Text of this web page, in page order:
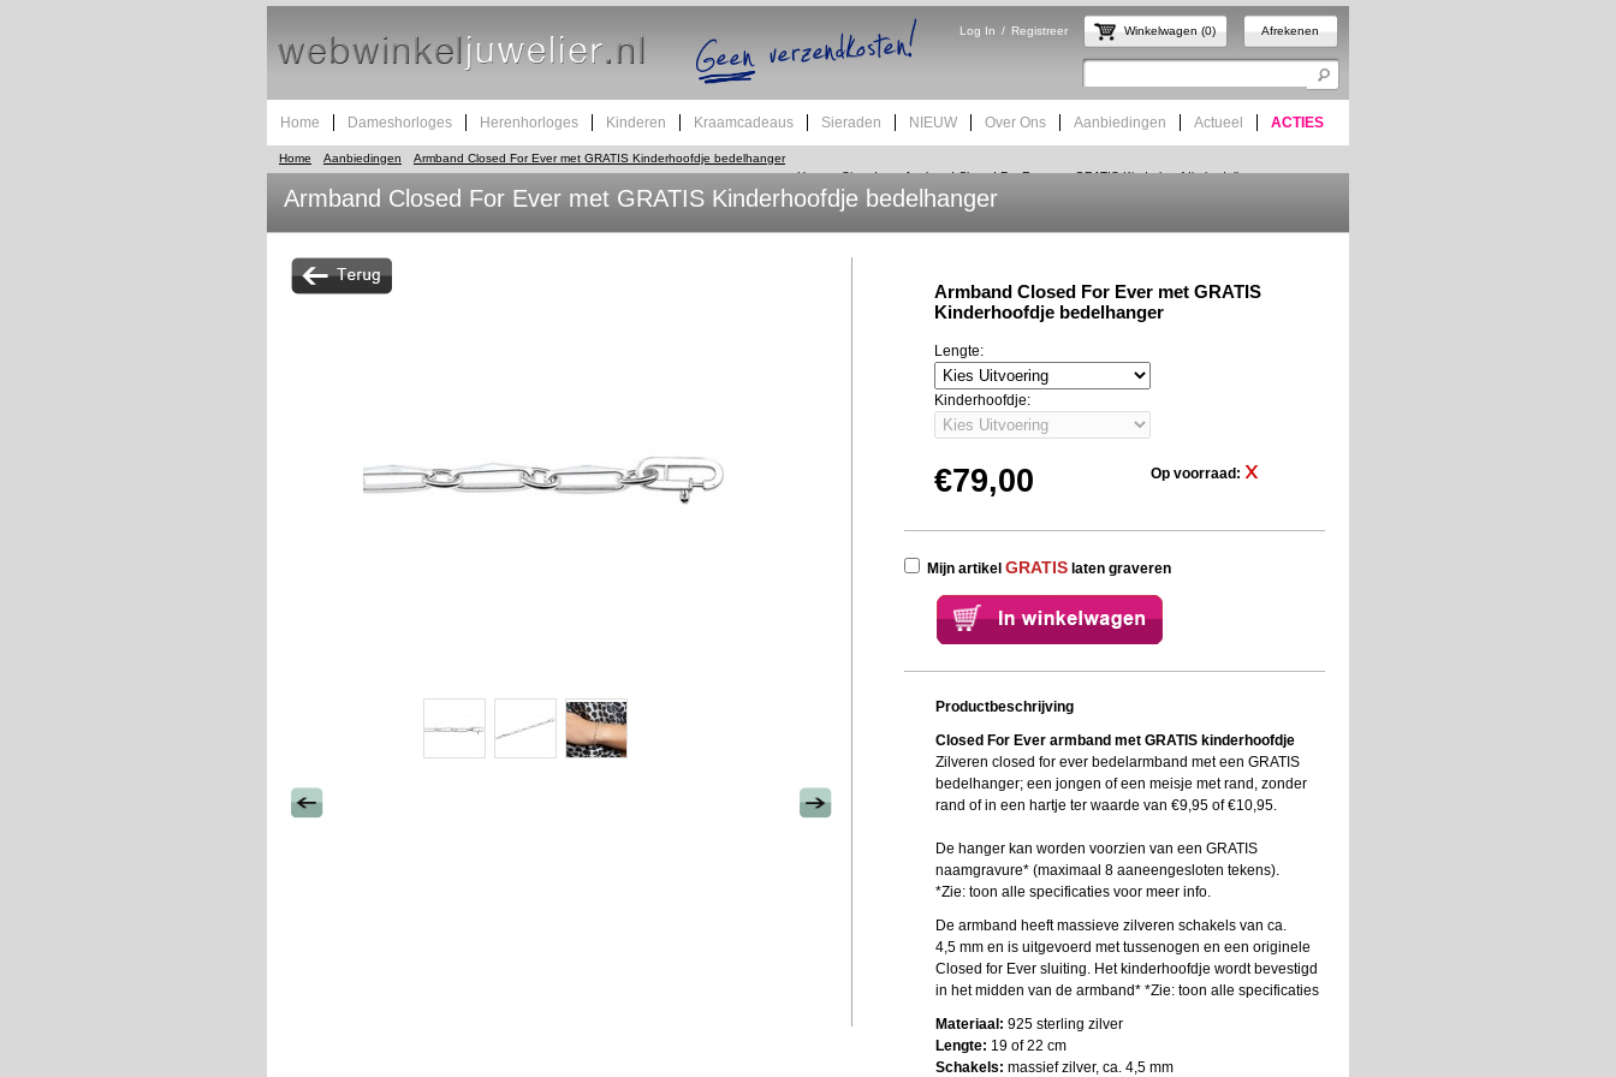
Log In / Registreer Winkelwagen (0) Afrekenen
Home Dameshorloges Herenhorloges Kinderen Kraamcadeaus Sieraden NIEUW Over Ons Aanbiedingen Actueel ACTIES
Home Aanbiedingen
Armband Closed For Ever met GRATIS Kinderhoofdje bedelhanger
Home
Sieraden
Armband Closed For Ever met GRATIS Kinderhoofdje bedelhanger
Armband Closed For Ever met GRATIS Kinderhoofdje bedelhanger
Armband Closed For Ever met GRATIS
Kinderhoofdje bedelhanger
Lengte:
Kinderhoofdje:
€79,00 Op voorraad:
Mijn artikel GRATIS laten graveren
Productbeschrijving
Closed For Ever armband met GRATIS kinderhoofdje
Zilveren closed for ever bedelarmband met een GRATIS
bedelhanger; een jongen of een meisje met rand, zonder
rand of in een hartje ter waarde van €9,95 of €10,95.
De hanger kan worden voorzien van een GRATIS
naamgravure* (maximaal 8 aaneengesloten tekens).
*Zie: toon alle specificaties voor meer info.
De armband heeft massieve zilveren schakels van ca.
4,5 mm en is uitgevoerd met tussenogen en een originele
Closed for Ever sluiting. Het kinderhoofdje wordt bevestigd
in het midden van de armband* *Zie: toon alle specificaties
Materiaal: 925 sterling zilver
Lengte: 19 of 22 cm
Schakels: massief zilver, ca. 4,5 mm